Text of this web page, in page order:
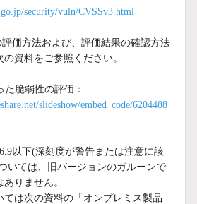
security/vuln/CVSSv3.html
評価方法および、評価結果の確認方法
資料をご参照ください。
た脆弱性の評価：
slideshow/embed_code/6204488
以下(深刻度が警告または注意に該
いては、旧バージョンのガルーンで
りません。
ては次の資料の「オンプレミス製品